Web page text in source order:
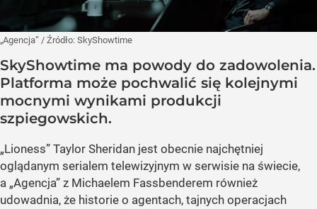
„Agencja” / Źródło: SkyShowtime
SkyShowtime ma powody do zadowolenia.
Platforma może pochwalić się kolejnymi
mocnymi wynikami produkcji
szpiegowskich.
„Lioness” Taylor Sheridan jest obecnie najchętniej
oglądanym serialem telewizyjnym w serwisie na świecie,
a „Agencja” z Michaelem Fassbenderem również
udowadnia, że historie o agentach, tajnych operacjach